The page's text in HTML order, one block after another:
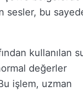
sesler, bu
kullanılan
değerler
işlem, uzman